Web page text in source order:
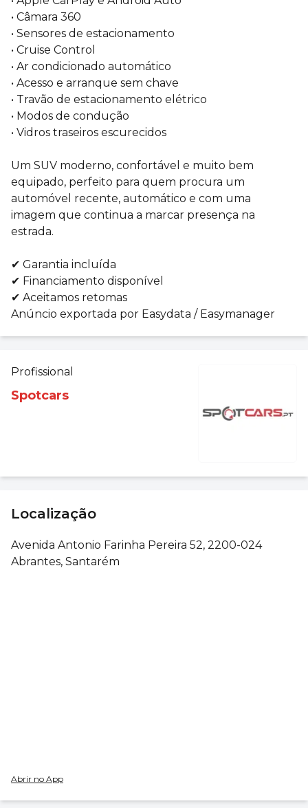
• Câmara 360
• Sensores de estacionamento
• Cruise Control
• Ar condicionado automático
• Acesso e arranque sem chave
• Travão de estacionamento elétrico
• Modos de condução
• Vidros traseiros escurecidos
Um SUV moderno, confortável e muito bem
equipado, perfeito para quem procura um
automóvel recente, automático e com uma
imagem que continua a marcar presença na
estrada.
✔ Garantia incluída
✔ Financiamento disponível
✔ Aceitamos retomas
Anúncio exportada por Easydata / Easymanager
Profissional
Spotcars
Localização
Avenida Antonio Farinha Pereira 52, 2200-024
Abrantes, Santarém
Abrir no App